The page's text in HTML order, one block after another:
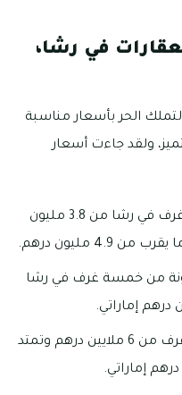
في رشا،
في رشا، المرابع العربية 2 بالتملك الحر بأسعار مناسبة
ولقد جاءت أسعار
تبدأ أسعار شراء الفلل الأربعة غرف في رشا من 3.8 مليون
مليون درهم.
من خمسة غرف في رشا
تبدأ أسعار شراء الفلل الستة غرف من 6 ملايين درهم وتمتد